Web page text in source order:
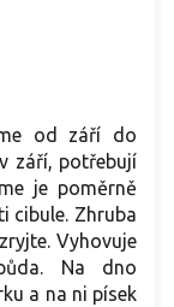
od září do
září, potřebují
je poměrně
cibule. Zhruba
Vyhovuje
Na dno
a na ni písek